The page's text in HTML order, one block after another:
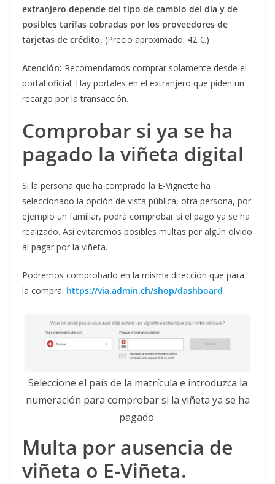
extranjero depende del tipo de cambio del día y de
posibles tarifas cobradas por los proveedores de
tarjetas de crédito. (Precio aproximado: 42 €.)
Atención: Recomendamos comprar solamente desde el
portal oficial. Hay portales en el extranjero que piden un
recargo por la transacción.
Comprobar si ya se ha
pagado la viñeta digital
Si la persona que ha comprado la E-Vignette ha
seleccionado la opción de vista pública, otra persona, por
ejemplo un familiar, podrá comprobar si el pago ya se ha
realizado. Así evitaremos posibles multas por algún olvido
al pagar por la viñeta.
Podremos comprobarlo en la misma dirección que para
la compra: https://via.admin.ch/shop/dashboard
Seleccione el país de la matrícula e introduzca la
numeración para comprobar si la viñeta ya se ha
pagado.
Multa por ausencia de
viñeta o E-Viñeta.